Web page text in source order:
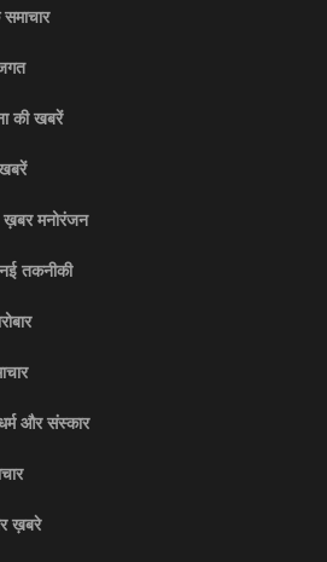
की खबरें
मनोरंजन
तकनीकी
और संस्कार
ख़बरे